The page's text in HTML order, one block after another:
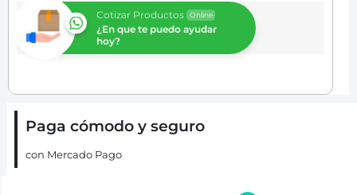
Cotizar Productos Online
¿En que te puedo ayudar
hoy?
Paga cómodo y seguro
con Mercado Pago